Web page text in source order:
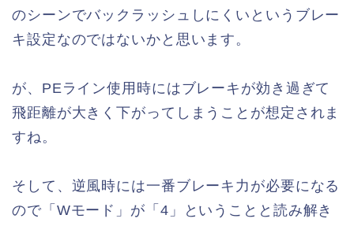
のシーンでバックラッシュしにくいというブレー
キ設定なのではないかと思います。
が、PEライン使用時にはブレーキが効き過ぎて
飛距離が大きく下がってしまうことが想定されま
すね。
そして、逆風時には一番ブレーキ力が必要になる
ので「Wモード」が「4」ということと読み解き